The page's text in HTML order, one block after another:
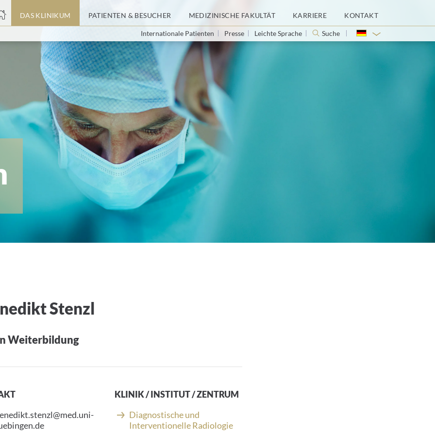
DAS KLINIKUM PATIENTEN & BESUCHER MEDIZINISCHE FAKULTÄT KARRIERE KONTAKT
Internationale Patienten Presse Leichte Sprache Suche
Stenzl
Weiterbildung
KLINIK / INSTITUT / ZENTRUM
Diagnostische und
Interventionelle Radiologie